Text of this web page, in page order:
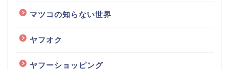
マツコの知らない世界
ヤフオク
ヤフーショッピング